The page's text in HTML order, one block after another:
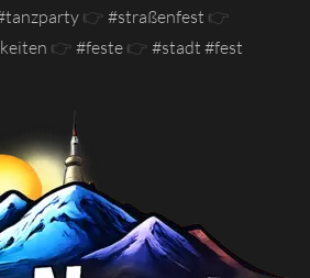
👉 #straßenfest 👉
👉 #feste 👉 #stadt #fest